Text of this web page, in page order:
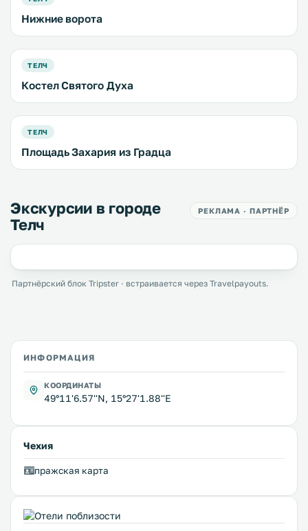
Нижние ворота
ТЕЛЧ
Костел Святого Духа
ТЕЛЧ
Площадь Захария из Градца
Экскурсии в городе
Телч
РЕКЛАМА · ПАРТНЁР
Партнёрский блок Tripster · встраивается через Travelpayouts.
ИНФОРМАЦИЯ
КООРДИНАТЫ
49°11'6.57''N, 15°27'1.88''E
Чехия
пражская карта